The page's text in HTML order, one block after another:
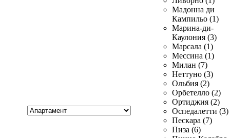
Мадонна ди
Кампильо (1)
Марина-ди-
Каулония (3)
Марсала (1)
Мессина (1)
Милан (7)
Неттуно (3)
Ольбия (2)
Орбетелло (2)
Ортиджия (2)
Оспедалетти (3)
Пескара (7)
Пиза (6)